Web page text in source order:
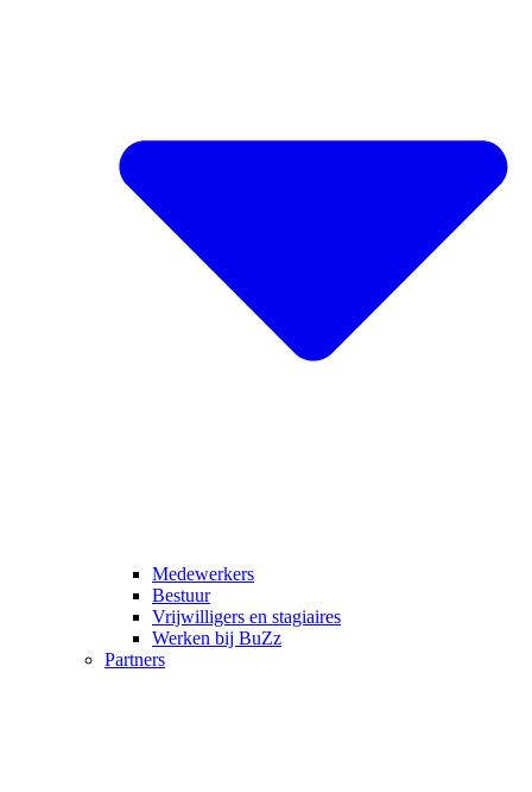
Medewerkers
Bestuur
Vrijwilligers en stagiaires
Werken bij BuZz
Partners